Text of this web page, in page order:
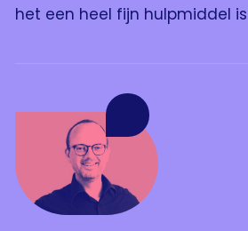
het een heel fijn hulpmiddel